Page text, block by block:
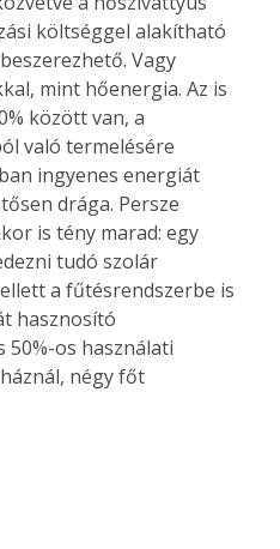
költséggel alakítható
Vagy
mint hőenergia. Az is
között van, a
való termelésére
ingyenes energiát
drága. Persze
is tény marad: egy
tudó szolár
a fűtésrendszerbe is
hasznosító
50%-os használati
négy főt